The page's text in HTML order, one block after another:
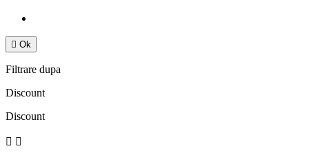
 Ok
Filtrare dupa
Discount
Discount
 